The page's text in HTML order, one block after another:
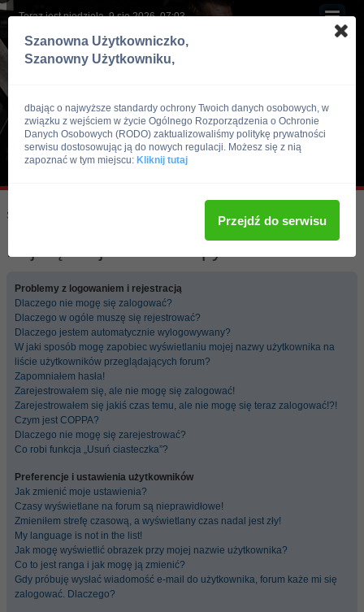
Teraz jest niedziela, 9 sie 2026, 07:03
Skocz do:
Najczęściej zadawane pytania
Problemy z logowaniem i rejestracją
Dlaczego nie mogę się zalogować?
Dlaczego w ogóle muszę się rejestrować?
Dlaczego jestem automatycznie wylogowywany?
W jaki sposób mogę zapobiec wyświetlaniu mojej nazwy użytkownika na
liście użytkowników przeglądających forum?
Zapomniałem hasła!
Zarejestrowałem się, ale nie mogę się zalogować!
Zarejestrowałem się jakiś czas temu, ale nie mogę się teraz zalogować!?!
Czym jest COPPA?
Dlaczego nie mogę się zarejestrować?
Co robi funkcja „Usuń ciasteczka”?
Preferencje i ustawienia użytkowników
Jak zmienić moje ustawienia?
Czasy wyświetlane na forum są nieprawidłowe!
Zmieniłem strefę czasową, a wyświetlany czas nadal jest zły!
My language is not in the list!
Jak mogę wyświetlić obrazek przy mojej nazwie użytkownika?
Co to jest ranga i jak mogę ją zmienić?
Gdy próbuję wysłać wiadomość e-mail do użytkownika, forum każe mi się
zalogować. Dlaczego?
Szanowna Użytkowniczko,
Szanowny Użytkowniku,
dbając o najwyższe standardy ochrony Twoich danych osobowych, w
związku z wejściem w życie Ogólnego Rozporządzenia o Ochronie
Danych Osobowych (RODO) zaktualizowaliśmy politykę prywatności
serwisu dostosowując ją do nowych regulacji. Możesz się z nią
zapoznać w tym miejscu: Kliknij tutaj
Przejdź do serwisu